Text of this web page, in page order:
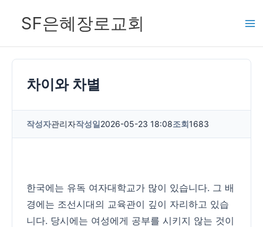
SF은혜장로교회
차이와 차별
작성자관리자작성일2026-05-23 18:08조회1683
한국에는 유독 여자대학교가 많이 있습니다. 그 배
경에는 조선시대의 교육관이 깊이 자리하고 있습
니다. 당시에는 여성에게 공부를 시키지 않는 것이